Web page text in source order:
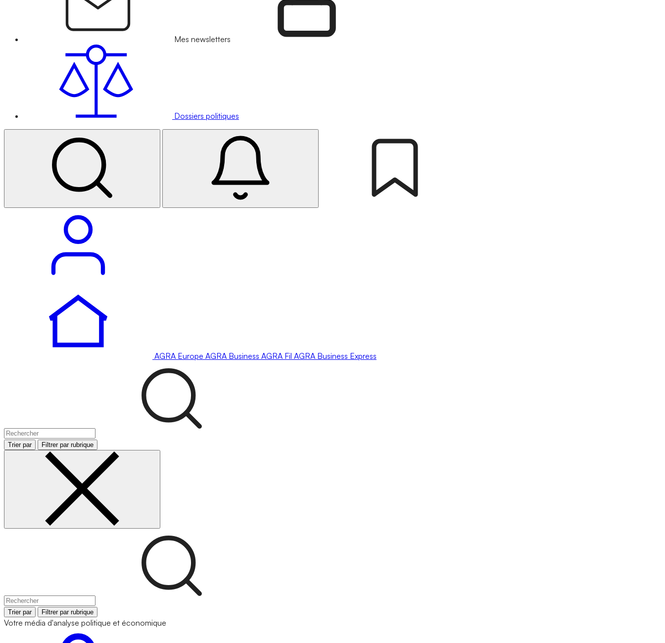
Mes newsletters
Dossiers politiques
AGRA Europe AGRA Business AGRA Fil AGRA Business Express
Trier par Filtrer par rubrique
Trier par Filtrer par rubrique
Votre média d'analyse politique et économique